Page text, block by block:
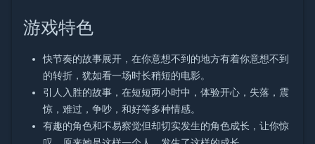
游戏特色
快节奏的故事展开，在你意想不到的地方有着你意想不到
的转折，犹如看一场时长稍短的电影。
引人入胜的故事，在短短两小时中，体验开心，失落，震
惊，难过，争吵，和好等多种情感。
有趣的角色和不易察觉但却切实发生的角色成长，让你惊